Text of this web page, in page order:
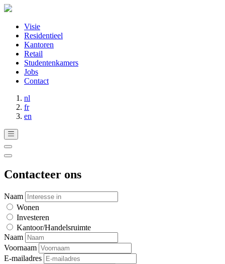
Visie
Residentieel
Kantoren
Retail
Studentenkamers
Jobs
Contact
nl
fr
en
Contacteer ons
Naam
Wonen
Investeren
Kantoor/Handelsruimte
Naam
Voornaam
E-mailadres